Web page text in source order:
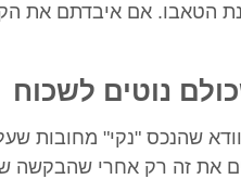
הטאבו. אם איבדתם את
נוטים לשכוח
שהנכס "נקי" מחובות
את זה רק אחרי שהבקשה